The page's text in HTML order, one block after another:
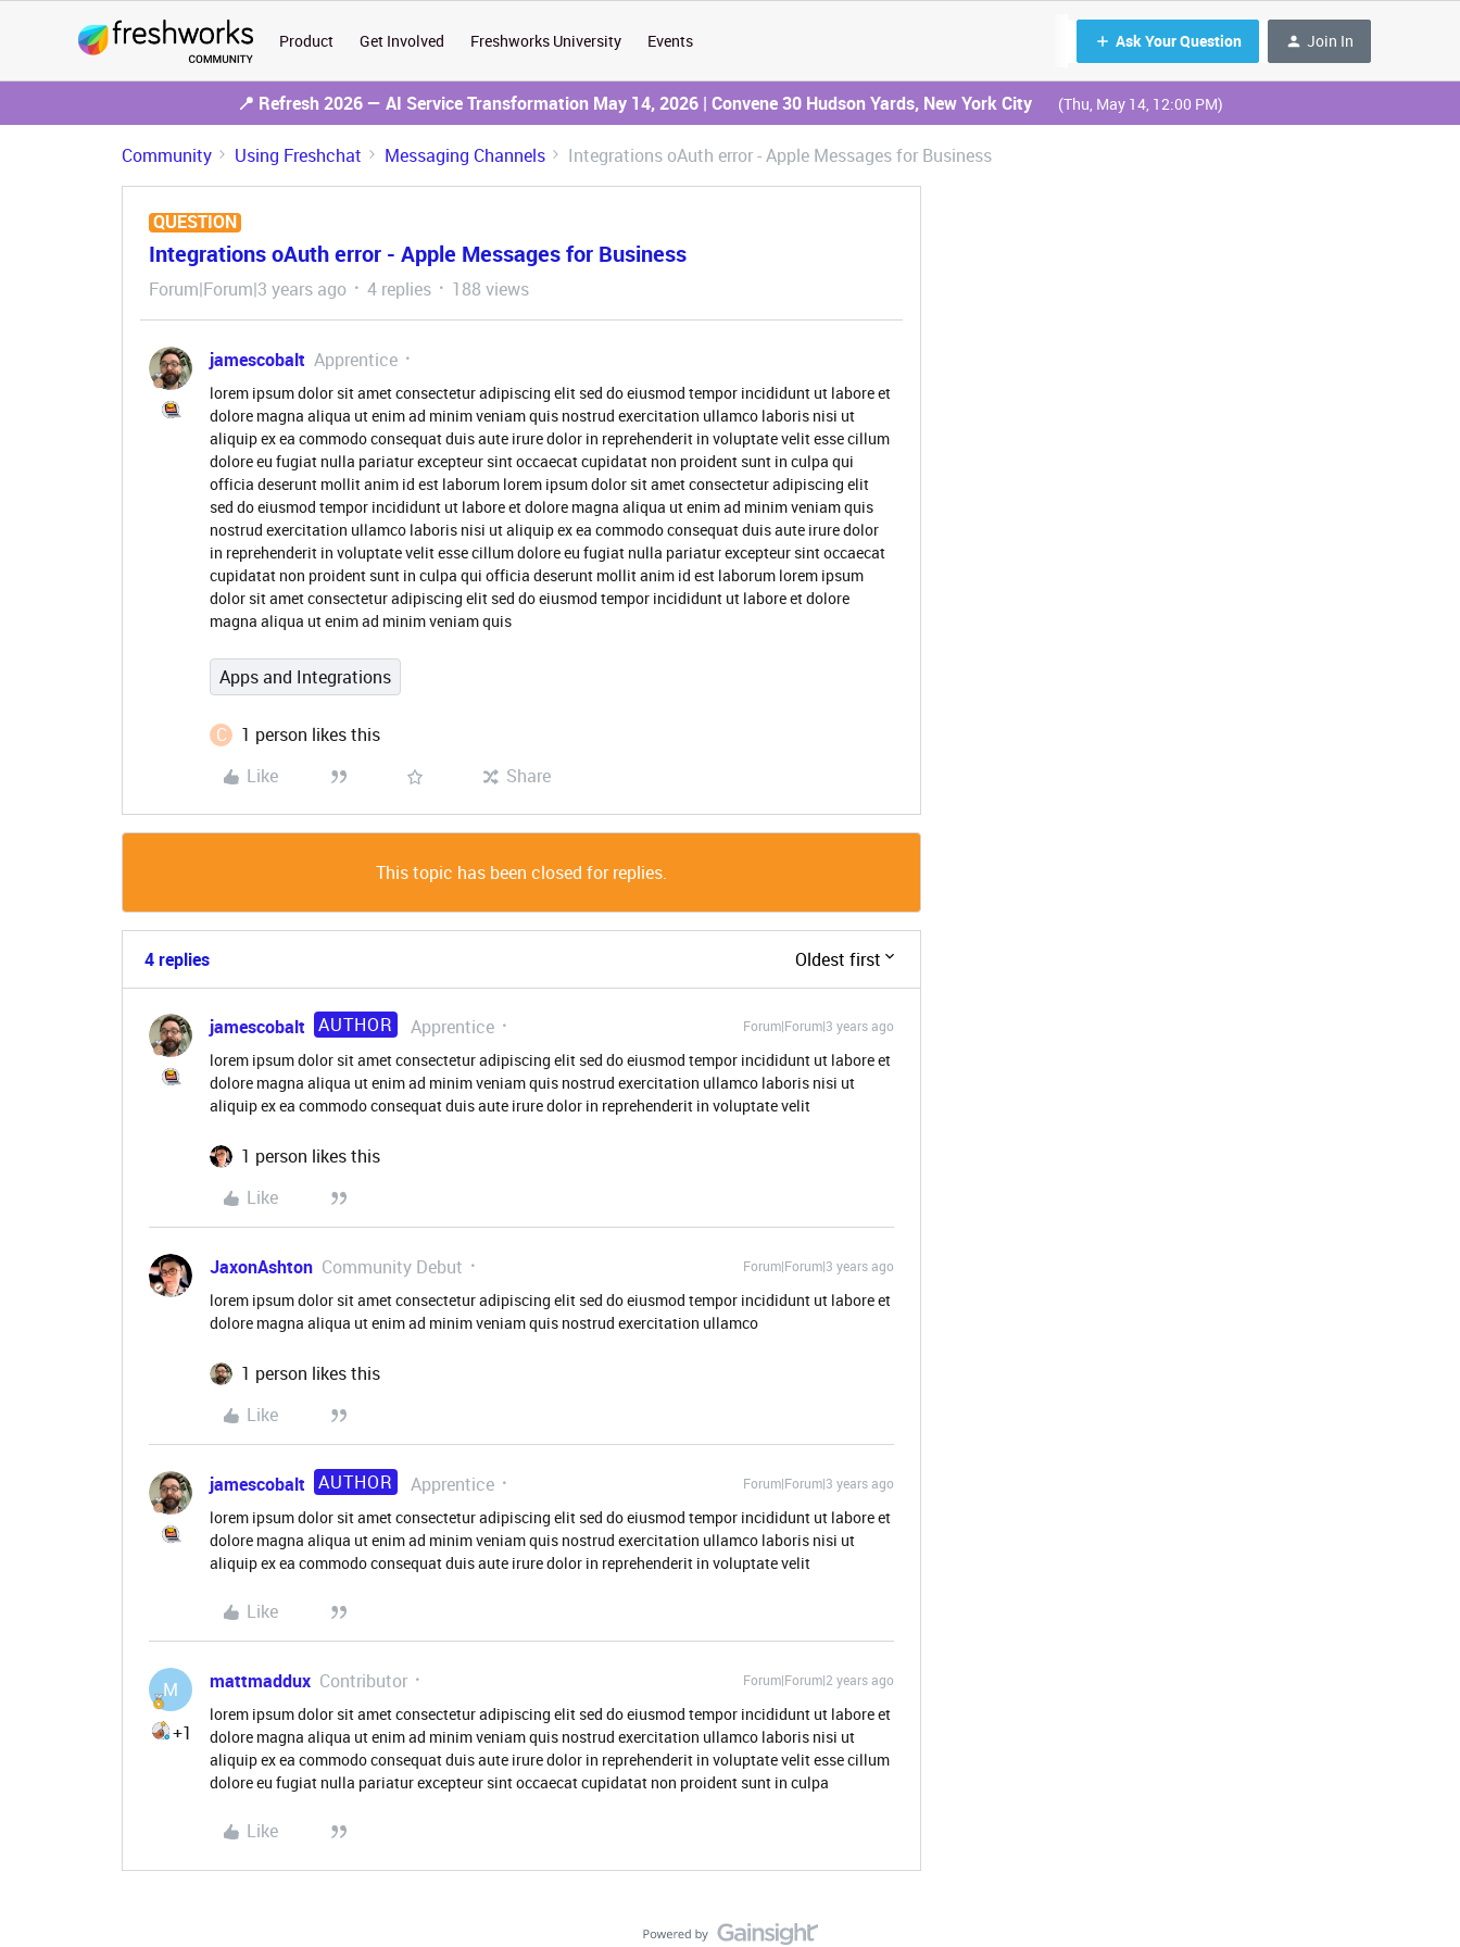
Product Get Involved Freshworks University Events Ask Your Question Join In
📍 Refresh 2026 — AI Service Transformation May 14, 2026 | Convene 30 Hudson Yards, New York City (Thu, May 14, 12:00 PM)
Community Using Freshchat Messaging Channels Integrations oAuth error - Apple Messages for Business
QUESTION
Integrations oAuth error - Apple Messages for Business
Forum|Forum|3 years ago 4 replies 188 views
jamescobalt Apprentice
lorem ipsum dolor sit amet consectetur adipiscing elit sed do eiusmod tempor incididunt ut labore et
dolore magna aliqua ut enim ad minim veniam quis nostrud exercitation ullamco laboris nisi ut
aliquip ex ea commodo consequat duis aute irure dolor in reprehenderit in voluptate velit esse cillum
dolore eu fugiat nulla pariatur excepteur sint occaecat cupidatat non proident sunt in culpa qui
officia deserunt mollit anim id est laborum lorem ipsum dolor sit amet consectetur adipiscing elit
sed do eiusmod tempor incididunt ut labore et dolore magna aliqua ut enim ad minim veniam quis
nostrud exercitation ullamco laboris nisi ut aliquip ex ea commodo consequat duis aute irure dolor
in reprehenderit in voluptate velit esse cillum dolore eu fugiat nulla pariatur excepteur sint occaecat
cupidatat non proident sunt in culpa qui officia deserunt mollit anim id est laborum lorem ipsum
dolor sit amet consectetur adipiscing elit sed do eiusmod tempor incididunt ut labore et dolore
magna aliqua ut enim ad minim veniam quis
Apps and Integrations
C
1 person likes this
Like
Share
This topic has been closed for replies.
4 replies Oldest first
jamescobalt AUTHOR Apprentice Forum|Forum|3 years ago
lorem ipsum dolor sit amet consectetur adipiscing elit sed do eiusmod tempor incididunt ut labore et
dolore magna aliqua ut enim ad minim veniam quis nostrud exercitation ullamco laboris nisi ut
aliquip ex ea commodo consequat duis aute irure dolor in reprehenderit in voluptate velit
1 person likes this
Like
JaxonAshton Community Debut Forum|Forum|3 years ago
lorem ipsum dolor sit amet consectetur adipiscing elit sed do eiusmod tempor incididunt ut labore et
dolore magna aliqua ut enim ad minim veniam quis nostrud exercitation ullamco
1 person likes this
Like
jamescobalt AUTHOR Apprentice Forum|Forum|3 years ago
lorem ipsum dolor sit amet consectetur adipiscing elit sed do eiusmod tempor incididunt ut labore et
dolore magna aliqua ut enim ad minim veniam quis nostrud exercitation ullamco laboris nisi ut
aliquip ex ea commodo consequat duis aute irure dolor in reprehenderit in voluptate velit
Like
M
+1
mattmaddux Contributor Forum|Forum|2 years ago
lorem ipsum dolor sit amet consectetur adipiscing elit sed do eiusmod tempor incididunt ut labore et
dolore magna aliqua ut enim ad minim veniam quis nostrud exercitation ullamco laboris nisi ut
aliquip ex ea commodo consequat duis aute irure dolor in reprehenderit in voluptate velit esse cillum
dolore eu fugiat nulla pariatur excepteur sint occaecat cupidatat non proident sunt in culpa
Like